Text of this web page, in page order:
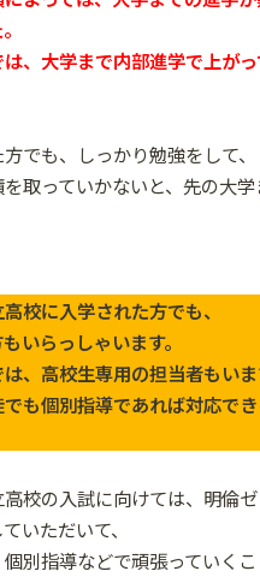
、大学まで内部進学で上が
でも、しっかり勉強をして、
取っていかないと、先の大
校に入学された方でも、
いらっしゃいます。
、高校生専用の担当者もいま
も個別指導であれば対応で
校の入試に向けては、明倫
いただいて、
別指導などで頑張っていくこ